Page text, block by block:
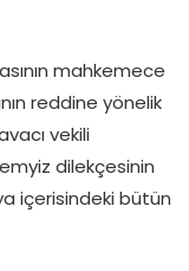
mahkemece
reddine yönelik
vekili
dilekçesinin
içerisindeki bütün